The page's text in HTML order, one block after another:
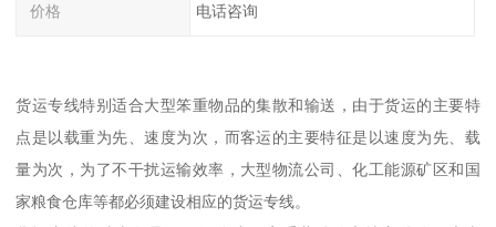
价格 电话咨询
货运专线特别适合大型笨重物品的集散和输送，由于货运的主要特
点是以载重为先、速度为次，而客运的主要特征是以速度为先、载
量为次，为了不干扰运输效率，大型物流公司、化工能源矿区和国
家粮食仓库等都必须建设相应的货运专线。